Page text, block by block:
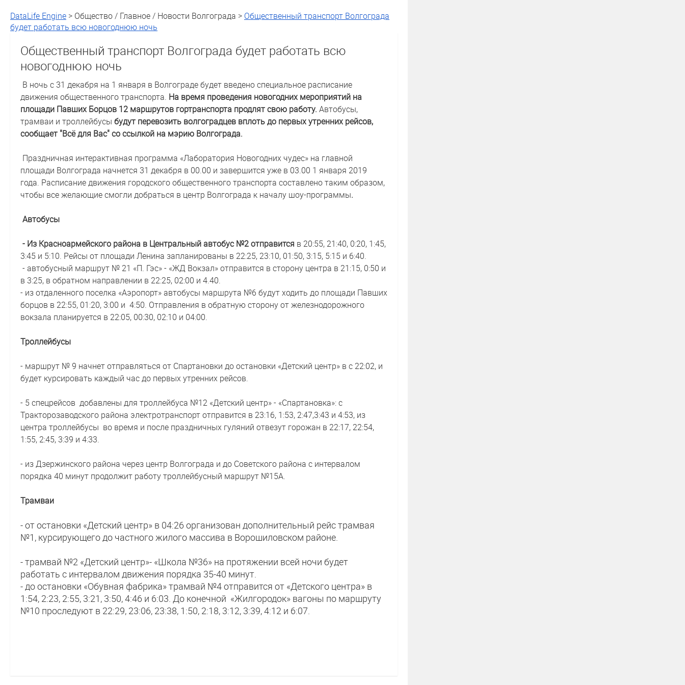
DataLife Engine > Общество / Главное / Новости Волгограда > Общественный транспорт Волгограда
будет работать всю новогоднюю ночь
Общественный транспорт Волгограда будет работать всю
новогоднюю ночь
В ночь с 31 декабря на 1 января в Волгограде будет введено специальное расписание
движения общественного транспорта. На время проведения новогодних мероприятий на
площади Павших Борцов 12 маршрутов гортранспорта продлят свою работу. Автобусы,
трамваи и троллейбусы будут перевозить волгоградцев вплоть до первых утренних рейсов,
сообщает "Всё для Вас" со ссылкой на мэрию Волгограда.
Праздничная интерактивная программа «Лаборатория Новогодних чудес» на главной
площади Волгограда начнется 31 декабря в 00.00 и завершится уже в 03.00 1 января 2019
года. Расписание движения городского общественного транспорта составлено таким образом,
чтобы все желающие смогли добраться в центр Волгограда к началу шоу-программы.
Автобусы
- Из Красноармейского района в Центральный автобус №2 отправится в 20:55, 21:40, 0:20, 1:45,
3:45 и 5:10. Рейсы от площади Ленина запланированы в 22:25, 23:10, 01:50, 3:15, 5:15 и 6:40.
- автобусный маршрут № 21 «П. Гэс» - «ЖД Вокзал» отправится в сторону центра в 21:15, 0:50 и
в 3:25, в обратном направлении в 22:25, 02:00 и 4.40.
- из отдаленного поселка «Аэропорт» автобусы маршрута №6 будут ходить до площади Павших
борцов в 22:55, 01:20, 3:00 и 4:50. Отправления в обратную сторону от железнодорожного
вокзала планируется в 22:05, 00:30, 02:10 и 04:00.
Троллейбусы
- маршрут № 9 начнет отправляться от Спартановки до остановки «Детский центр» в с 22:02, и
будет курсировать каждый час до первых утренних рейсов.
- 5 спецрейсов добавлены для троллейбуса №12 «Детский центр» - «Спартановка»: с
Тракторозаводского района электротранспорт отправится в 23:16, 1:53, 2:47,3:43 и 4:53, из
центра троллейбусы во время и после праздничных гуляний отвезут горожан в 22:17, 22:54,
1:55, 2:45, 3:39 и 4:33.
- из Дзержинского района через центр Волгограда и до Советского района с интервалом
порядка 40 минут продолжит работу троллейбусный маршрут №15А.
Трамваи
- от остановки «Детский центр» в 04:26 организован дополнительный рейс трамвая
№1, курсирующего до частного жилого массива в Ворошиловском районе.
- трамвай №2 «Детский центр»- «Школа №36» на протяжении всей ночи будет
работать с интервалом движения порядка 35-40 минут.
- до остановки «Обувная фабрика» трамвай №4 отправится от «Детского центра» в
1:54, 2:23, 2:55, 3:21, 3:50, 4:46 и 6:03. До конечной «Жилгородок» вагоны по маршруту
№10 проследуют в 22:29, 23:06, 23:38, 1:50, 2:18, 3:12, 3:39, 4:12 и 6:07.